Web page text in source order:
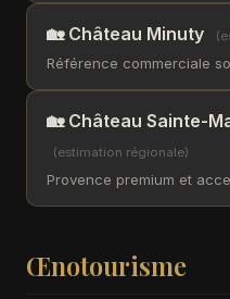
🏡 Château Minuty
Référence commerciale
🏡 Château Sainte-
(estimation régionale)
Provence premium et
Œnotourisme